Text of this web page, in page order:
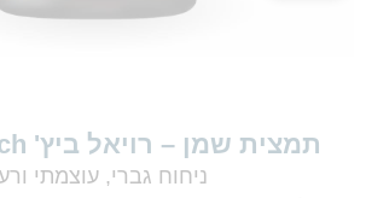
תמצית שמן – רויאל ביץ' Royal Beach
ניחוח גברי, עוצמתי